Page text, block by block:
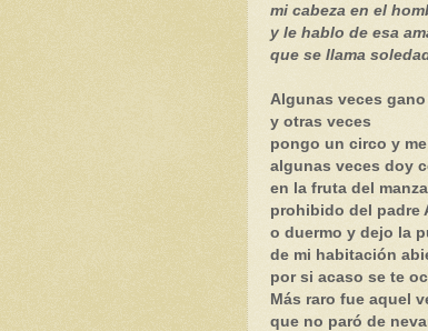
mi cabeza en el
y le hablo de esa
que se llama
Algunas veces gano
y otras veces
pongo un circo y
algunas veces doy
en la fruta del
prohibido del padre
o duermo y dejo la
de mi habitación
por si acaso se te
Más raro fue aquel
que no paró de